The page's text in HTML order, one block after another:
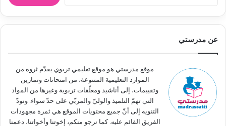
ن
عن مدرستي
موقع مدرستي هو موقع تعليمي تربوي يقدّم ثروة من
الموارد التعليمية المتنوعة، من امتحانات وتمارين
وتقييمات، إلى أناشيد ومعلّقات تربوية وغيرها من المواد
التي تهمّ التلميذ والوليّ والمربّي على حدّ سواء. ونودّ
التنويه إلى أنّ جميع محتويات الموقع هي ثمرة مجهودات
الفريق القائم عليه. كما نرجو منكم، إخوتنا وأخواتنا، دعمنا